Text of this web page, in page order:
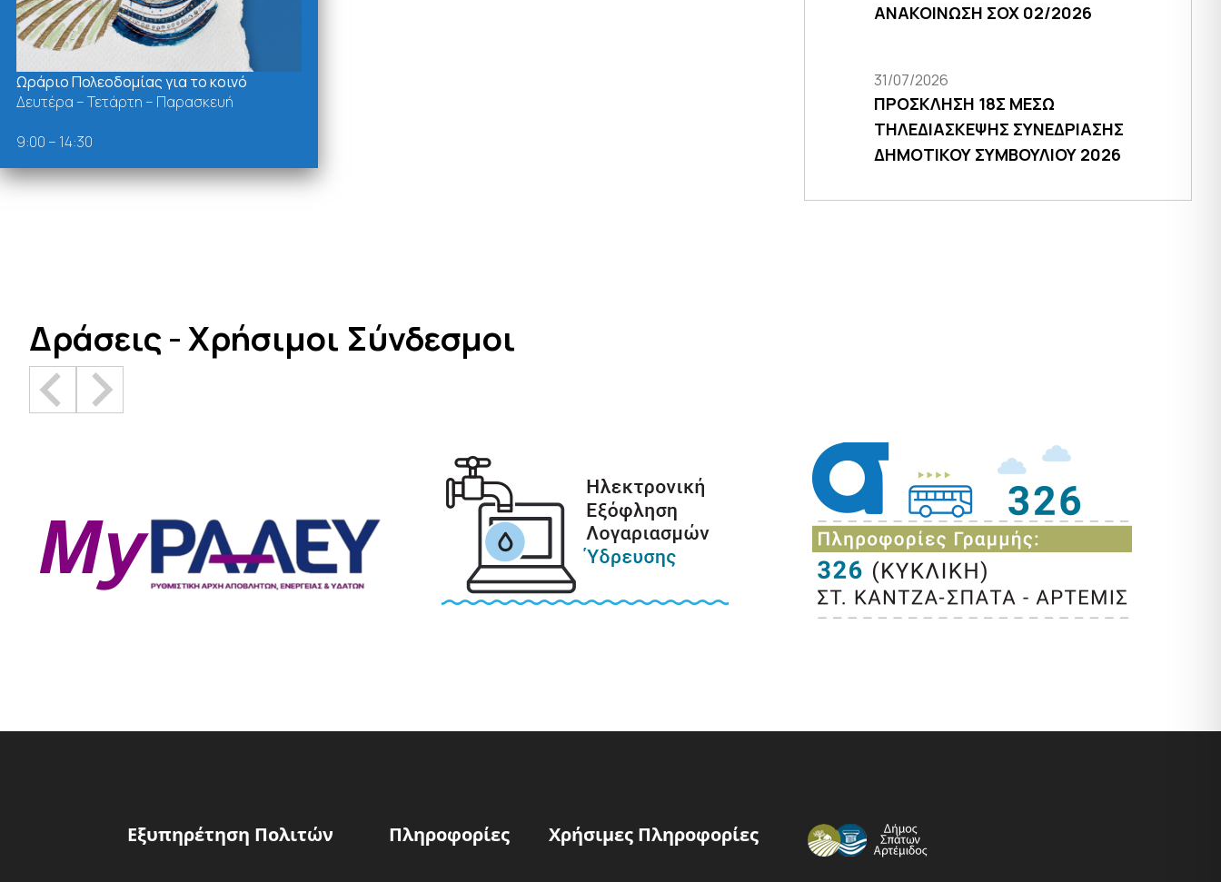
ΑΝΑΚΟΙΝΩΣΗ ΣΟΧ 02/2026
31/07/2026
ΠΡΟΣΚΛΗΣΗ 18Σ ΜΕΣΩ
ΤΗΛΕΔΙΑΣΚΕΨΗΣ ΣΥΝΕΔΡΙΑΣΗΣ
ΔΗΜΟΤΙΚΟΥ ΣΥΜΒΟΥΛΙΟΥ 2026
Δράσεις - Χρήσιμοι Σύνδεσμοι
Εξυπηρέτηση Πολιτών Πληροφορίες Χρήσιμες Πληροφορίες
Ωράριο Πολεοδομίας για το κοινό
Δευτέρα – Τετάρτη – Παρασκευή
9:00 – 14:30